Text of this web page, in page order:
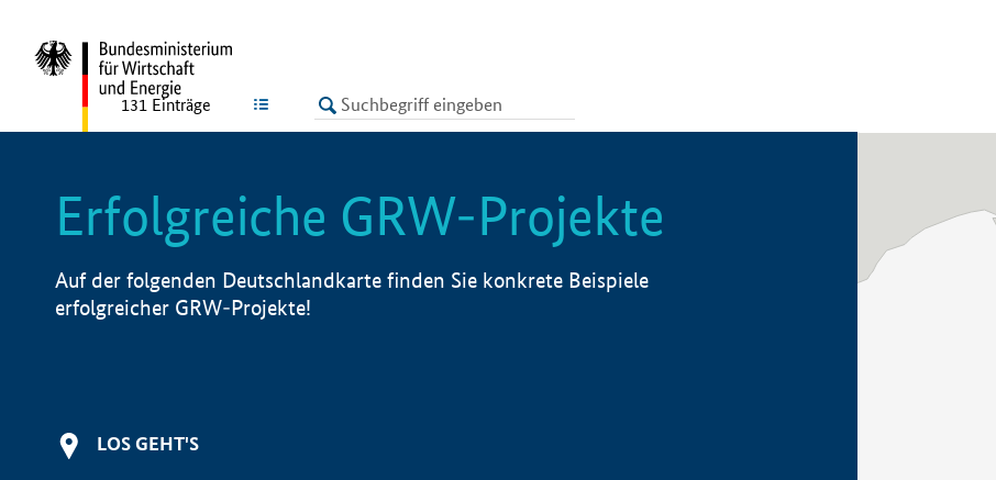
LISTE
131 Einträge
Erfolgreiche GRW-Projekte
Auf der folgenden Deutschlandkarte finden Sie konkrete Beispiele
erfolgreicher GRW-Projekte!
LOS GEHT'S